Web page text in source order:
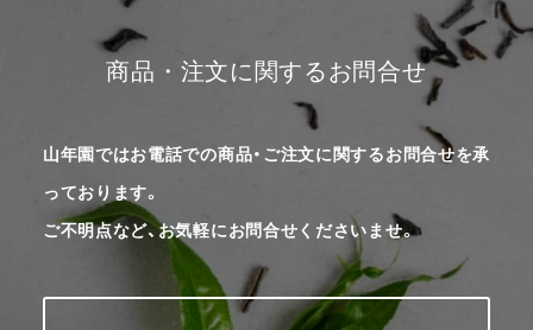
商品・注文に関するお問合せ
山年園ではお電話での商品・ご注文に関するお問合せを承
っております。
ご不明点など、お気軽にお問合せくださいませ。